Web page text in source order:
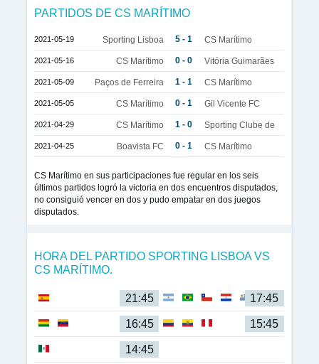
PARTIDOS DE CS MARÍTIMO
2021-05-19 Sporting Lisboa 5 - 1 CS Marítimo
2021-05-16 CS Marítimo 0 - 0 Vitória Guimarães
2021-05-09 Paços de Ferreira 1 - 1 CS Marítimo
2021-05-05 CS Marítimo 0 - 1 Gil Vicente FC
2021-04-29 CS Marítimo 1 - 0 Sporting Clube de
2021-04-25 Boavista FC 0 - 1 CS Marítimo
CS Marítimo en sus participaciones fue regular en los seis
últimos partidos logró la victoria en dos encuentros disputados,
no consiguió vencer en dos y pudo empatar en dos juegos
disputados.
HORA DEL PARTIDO SPORTING LISBOA VS
CS MARÍTIMO.
21:45 17:45
16:45 15:45
14:45